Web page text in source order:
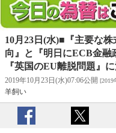
10月23日(水)■『主要な
向』と『明日にECB金融
『英国のEU離脱問題』に
2019年10月23日(水)07:06公開 [2019
羊飼い